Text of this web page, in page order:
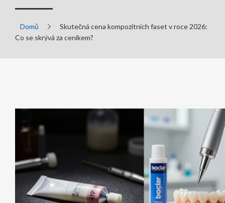
Domů
Skutečná cena kompozitních faset v roce 2026:
Co se skrývá za ceníkem?